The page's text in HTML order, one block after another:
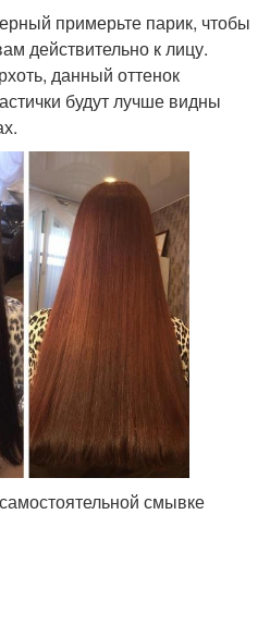
примерьте парик, чтобы
действительно к лицу.
данный оттенок
будут лучше видны
смывке